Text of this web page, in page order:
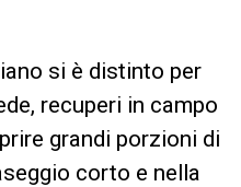
si è distinto per
recuperi in campo
grandi porzioni di
corto e nella